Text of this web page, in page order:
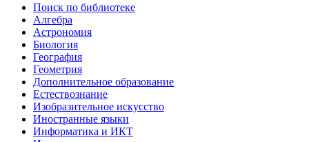
Поиск по библиотеке
Алгебра
Астрономия
Биология
География
Геометрия
Дополнительное образование
Естествознание
Изобразительное искусство
Иностранные языки
Информатика и ИКТ